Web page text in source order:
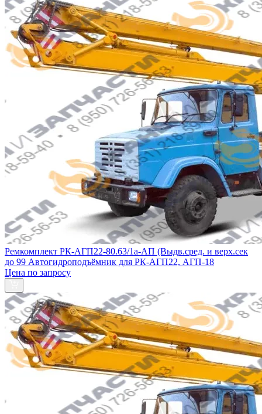
Ремкомплект РК-АГП22-80.63/1а-АП (Выдв.сред. и верх.сек
до 99 Автогидроподъёмник для РК-АГП22, АГП-18
Цена по запросу